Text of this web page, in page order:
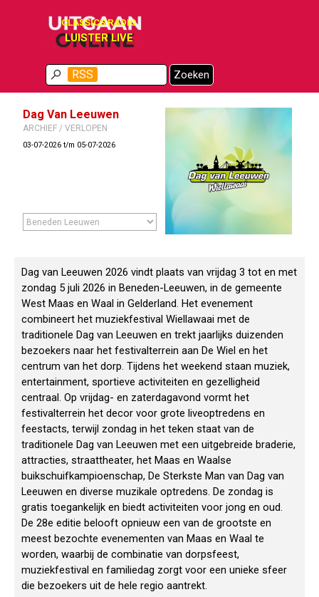
CLASSICS RADIO
LUISTER LIVE
Zoeken
RSS
Menu overslaan
Dag Van Leeuwen
ARCHIEF / VERLOPEN
03-07-2026 t/m 05-07-2026
Dag van Leeuwen 2026 vindt plaats van vrijdag 3 tot en met
zondag 5 juli 2026 in Beneden-Leeuwen, in de gemeente
West Maas en Waal in Gelderland. Het evenement
combineert het muziekfestival Wiellawaai met de
traditionele Dag van Leeuwen en trekt jaarlijks duizenden
bezoekers naar het festivalterrein aan De Wiel en het
centrum van het dorp. Tijdens het weekend staan muziek,
entertainment, sportieve activiteiten en gezelligheid
centraal. Op vrijdag- en zaterdagavond vormt het
festivalterrein het decor voor grote liveoptredens en
feestacts, terwijl zondag in het teken staat van de
traditionele Dag van Leeuwen met een uitgebreide braderie,
attracties, straattheater, het Maas en Waalse
buikschuifkampioenschap, De Sterkste Man van Dag van
Leeuwen en diverse muzikale optredens. De zondag is
gratis toegankelijk en biedt activiteiten voor jong en oud.
De 28e editie belooft opnieuw een van de grootste en
meest bezochte evenementen van Maas en Waal te
worden, waarbij de combinatie van dorpsfeest,
muziekfestival en familiedag zorgt voor een unieke sfeer
die bezoekers uit de hele regio aantrekt.